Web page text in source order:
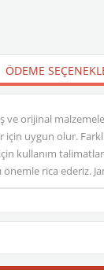
ÖDEME
ve orijinal
için uygun olur.
kullanım
önemle rica ederiz.